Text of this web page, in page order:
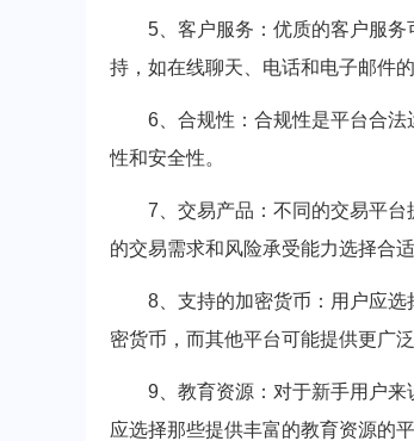
5、客户服务：优质的客户服
持，如在线聊天、电话和电子邮件的
6、合规性：合规性是平台合
性和安全性。
7、交易产品：不同的交易平
的交易需求和风险承受能力选择合适
8、支持的加密货币：用户应
密货币，而其他平台可能提供更广泛
9、教育资源：对于新手用户
应选择那些提供丰富的教育资源的平